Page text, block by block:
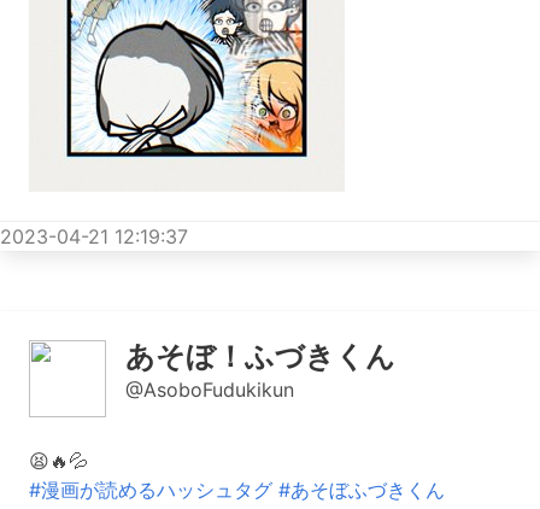
2023-04-21 12:19:37
あそぼ！ふづきくん
@AsoboFudukikun
😫🔥💦
#漫画が読めるハッシュタグ #あそぼふづきくん